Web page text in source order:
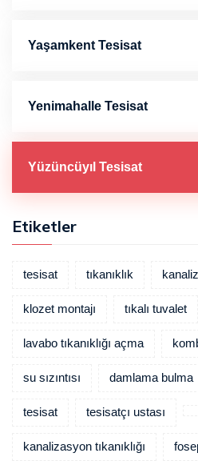
Yaşamkent Tesisat
Yenimahalle Tesisat
Yüzüncüyıl Tesisat
Etiketler
tesisat tıkanıklık
klozet montajı tıkalı tuvalet
lavabo tıkanıklığı açma
su sızıntısı damlama bulma
tesisat tesisatçı ustası
kanalizasyon tıkanıklığı